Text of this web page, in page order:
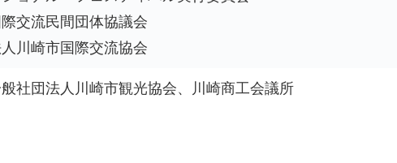
交流民間団体協議会
川崎市国際交流協会
社団法人川崎市観光協会、川崎商工会議所